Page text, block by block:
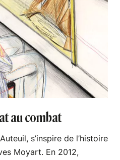
au combat
s’inspire de l’histoire
Moyart. En 2012,